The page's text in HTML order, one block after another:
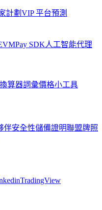
計劃 VIP 平台預測
Pay SDK人工智能代理
算器詞彙價格小工具
伴安全性儲備證明聯盟牌照
TradingView